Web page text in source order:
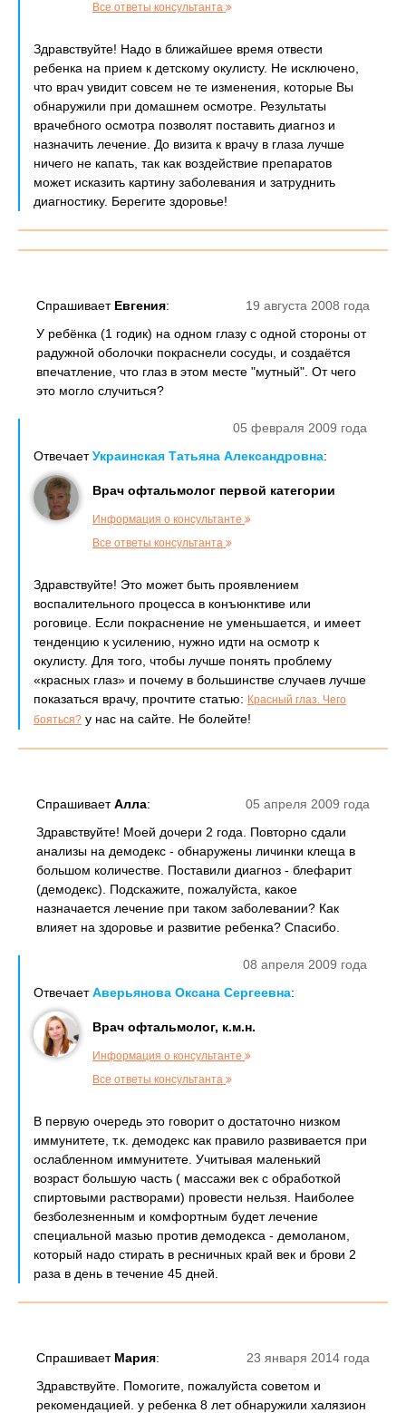
Все ответы консультанта
Здравствуйте! Надо в ближайшее время отвести
ребенка на прием к детскому окулисту. Не исключено,
что врач увидит совсем не те изменения, которые Вы
обнаружили при домашнем осмотре. Результаты
врачебного осмотра позволят поставить диагноз и
назначить лечение. До визита к врачу в глаза лучше
ничего не капать, так как воздействие препаратов
может исказить картину заболевания и затруднить
диагностику. Берегите здоровье!
19 августа 2008 года
Спрашивает Евгения:
У ребёнка (1 годик) на одном глазу с одной стороны от
радужной оболочки покраснели сосуды, и создаётся
впечатление, что глаз в этом месте "мутный". От чего
это могло случиться?
05 февраля 2009 года
ОтвечаетУкраинская Татьяна Александровна:
Врач офтальмолог первой категории
Информация о консультанте
Все ответы консультанта
Здравствуйте! Это может быть проявлением
воспалительного процесса в конъюнктиве или
роговице. Если покраснение не уменьшается, и имеет
тенденцию к усилению, нужно идти на осмотр к
окулисту. Для того, чтобы лучше понять проблему
«красных глаз» и почему в большинстве случаев лучше
показаться врачу, прочтите статью: Красный глаз. Чего
бояться? у нас на сайте. Не болейте!
05 апреля 2009 года
СпрашиваетАлла:
Здравствуйте! Моей дочери 2 года. Повторно сдали
анализы на демодекс - обнаружены личинки клеща в
большом количестве. Поставили диагноз - блефарит
(демодекс). Подскажите, пожалуйста, какое
назначается лечение при таком заболевании? Как
влияет на здоровье и развитие ребенка? Спасибо.
08 апреля 2009 года
ОтвечаетАверьянова Оксана Сергеевна:
Врач офтальмолог, к.м.н.
Информация о консультанте
Все ответы консультанта
В первую очередь это говорит о достаточно низком
иммунитете, т.к. демодекс как правило развивается при
ослабленном иммунитете. Учитывая маленький
возраст большую часть ( массажи век с обработкой
спиртовыми растворами) провести нельзя. Наиболее
безболезненным и комфортным будет лечение
специальной мазью против демодекса - демоланом,
который надо стирать в ресничных край век и брови 2
раза в день в течение 45 дней.
23 января 2014 года
Спрашивает Мария:
Здравствуйте. Помогите, пожалуйста советом и
рекомендацией. у ребенка 8 лет обнаружили халязион